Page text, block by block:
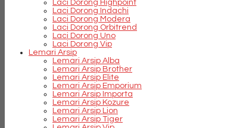
Laci Dorong Highpoint
Laci Dorong Indachi
Laci Dorong Modera
Laci Dorong Orbitrend
Laci Dorong Uno
Laci Dorong Vip
Lemari Arsip
Lemari Arsip Alba
Lemari Arsip Brother
Lemari Arsip Elite
Lemari Arsip Emporium
Lemari Arsip Importa
Lemari Arsip Kozure
Lemari Arsip Lion
Lemari Arsip Tiger